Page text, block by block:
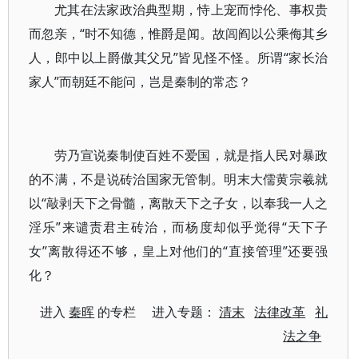
尤其在法家政治典型期，恃上宠而悖伦、事权贵
而忽亲，“时不知德，惟爵是闻。故闾阎以公乘侮其乡
人，郎中以上爵傲其父兄”皆见怪不怪。所谓“家长治
家人”而朝廷不能问，岂是秦制的常态？
劳乃宣说秦制使百姓不爱国，就是指人民对暴政
的不满，不是说砖治国家无管制。明末大儒黄宗羲就
以“敲剥天下之骨髓，离散天下之子女，以奉我一人之
淫乐”来谴责君主砖治，而杨度却似乎觉得“天下子
女”离散得还不够，皇上对他们的“直接管理”还要强
化？
进入秦晖 的专栏 进入专题：清末 法律改革 礼
法之争